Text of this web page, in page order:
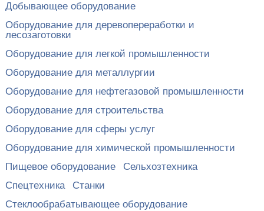
Добывающее оборудование
Оборудование для деревопереработки и
лесозаготовки
Оборудование для легкой промышленности
Оборудование для металлургии
Оборудование для нефтегазовой промышленности
Оборудование для строительства
Оборудование для сферы услуг
Оборудование для химической промышленности
Пищевое оборудование Сельхозтехника
Спецтехника Станки
Стеклообрабатывающее оборудование